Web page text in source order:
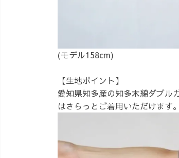
(モデル158cm)
【生地ポイント】
愛知県知多産の知多木綿ダブル
はさらっとご着用いただけます。